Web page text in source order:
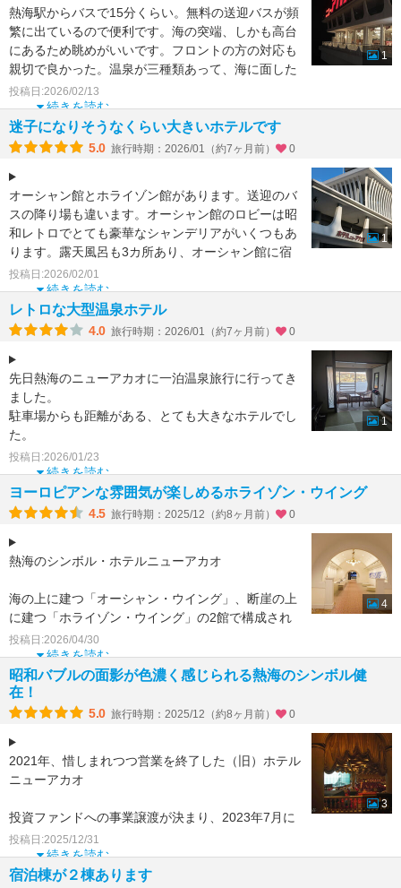
熱海駅からバスで15分くらい。無料の送迎バスが頻
繁に出ているので便利です。海の突端、しかも高台
にあるため眺めがいいです。フロントの方の対応も
親切で良かった。温泉が三種類あって、海に面した
インフィニティ
続きを読む
投稿日:2026/02/13
1
迷子になりそうなくらい大きいホテルです
5.0 旅行時期：2026/01（約7ヶ月前） 0
オーシャン館とホライゾン館があります。送迎のバ
スの降り場も違います。オーシャン館のロビーは昭
和レトロでとても豪華なシャンデリアがいくつもあ
ります。露天風呂も3カ所あり、オーシャン館に宿
泊の場合は食事場
続きを読む
投稿日:2026/02/01
1
レトロな大型温泉ホテル
4.0 旅行時期：2026/01（約7ヶ月前） 0
先日熱海のニューアカオに一泊温泉旅行に行ってき
ました。
駐車場からも距離がある、とても大きなホテルでし
た。
まずは、チェックイン。
驚く程の昭和レトロなシャンデリアが、沢山あるロ
ビーに、沢山の旅
続きを読む
投稿日:2026/01/23
1
ヨーロピアンな雰囲気が楽しめるホライゾン・ウイング
4.5 旅行時期：2025/12（約8ヶ月前） 0
熱海のシンボル・ホテルニューアカオ
海の上に建つ「オーシャン・ウイング」、断崖の上
に建つ「ホライゾン・ウイング」の2館で構成され
た昭和レトロの老舗ホテル
近年、事業譲渡により経営が変わり、
続きを読む
投稿日:2026/04/30
4
昭和バブルの面影が色濃く感じられる熱海のシンボル健
在！
5.0 旅行時期：2025/12（約8ヶ月前） 0
2021年、惜しまれつつ営業を終了した（旧）ホテル
ニューアカオ
投資ファンドへの事業譲渡が決まり、2023年7月に
完全復活。さらに2022年には老朽化と利便性向上の
ため、オーシャンウイング側のエ
続きを読む
投稿日:2025/12/31
3
宿泊棟が２棟あります